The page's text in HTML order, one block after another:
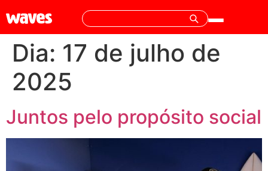
Dia: 17 de julho de
2025
Juntos pelo propósito social